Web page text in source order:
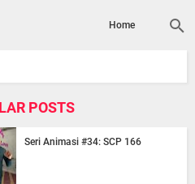
Home
POSTS
Seri Animasi #34: SCP 166